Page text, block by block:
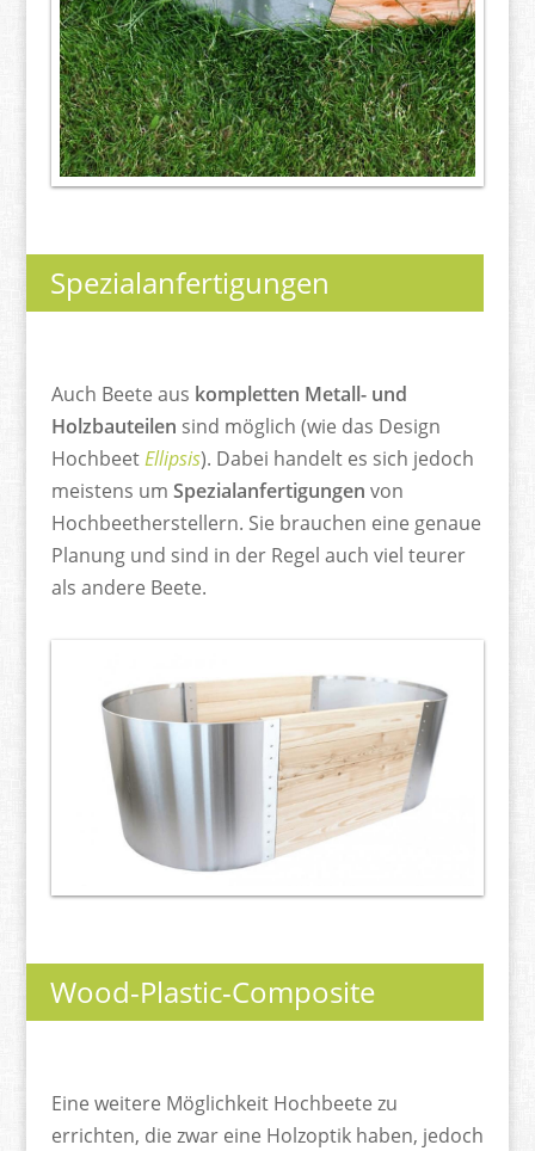
Spezialanfertigungen
Auch Beete aus kompletten Metall- und
Holzbauteilen sind möglich (wie das Design
HochbeetEllipsis). Dabei handelt es sich jedoch
meistens um Spezialanfertigungen von
Hochbeetherstellern. Sie brauchen eine genaue
Planung und sind in der Regel auch viel teurer
als andere Beete.
Wood-Plastic-Composite
Eine weitere Möglichkeit Hochbeete zu
errichten, die zwar eine Holzoptik haben, jedoch